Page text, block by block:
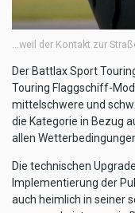
...weil der Kontakt zur
Der Battlax Sport
Touring Flaggschiff-
mittelschwere und
die Kategorie in Bezug
allen
Die technischen
Implementierung der
auch heimlich in seiner